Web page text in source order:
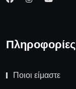
Πληροφορίες
Ποιοι είμαστε